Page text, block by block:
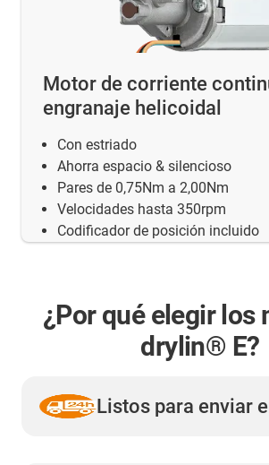
Motor de corriente
engranaje helicoidal
Con estriado
Ahorra espacio & silencioso
Pares de 0,75Nm a 2,00Nm
Velocidades hasta 350rpm
Codificador de posición incluido
¿Por qué elegir los
drylin® E?
Listos para enviar